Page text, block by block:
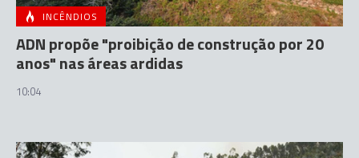
INCÊNDIOS
ADN propõe "proibição de construção por 20
anos" nas áreas ardidas
10:04